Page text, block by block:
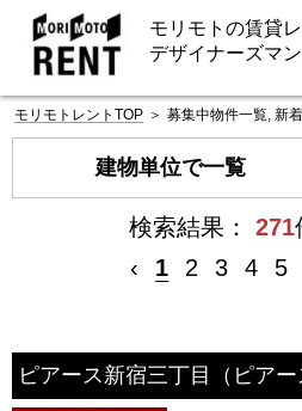
モリモトの賃貸
デザイナーズマ
モリモトレントTOP ＞ 募集中物件一覧, 新
建物単位で一覧
検索結果： 271
‹
1 2 3 4 5
ピアース新宿三丁目 （ピア